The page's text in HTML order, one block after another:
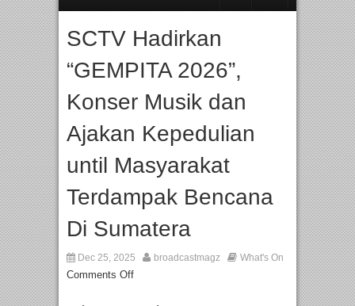
Perpaduan Warisan Dan Semangat Lokal, BIRKENSTOCK INDONESIA
Jakarta dengan Ribuan Mainan dan Produk Bayi dari Seluruh Dunia,
SCTV Hadirkan
“GEMPITA 2026”,
Konser Musik dan
Ajakan Kepedulian
until Masyarakat
Terdampak Bencana
Di Sumatera
Dec 25, 2025 broadcastmagz What's On
Comments Off